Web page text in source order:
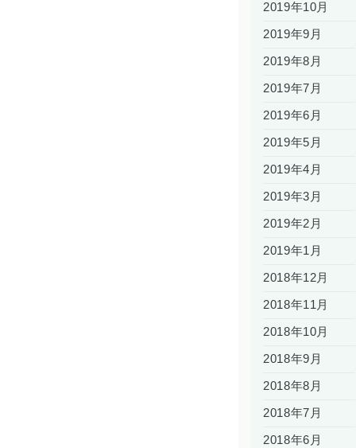
2019年10月
2019年9月
2019年8月
2019年7月
2019年6月
2019年5月
2019年4月
2019年3月
2019年2月
2019年1月
2018年12月
2018年11月
2018年10月
2018年9月
2018年8月
2018年7月
2018年6月